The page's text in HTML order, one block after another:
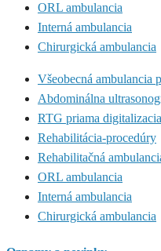
ORL ambulancia
Interná ambulancia
Chirurgická ambulancia
Všeobecná ambulancia
Abdominálna
RTG priama digitalizacia
Rehabilitácia-procedúry
Rehabilitačná
ORL ambulancia
Interná ambulancia
Chirurgická ambulancia